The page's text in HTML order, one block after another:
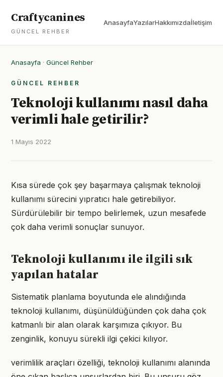
Craftycanines
GÜNCEL REHBER
AnasayfaYazılarHakkımızdaİletişim
Anasayfa · Güncel Rehber
GÜNCEL REHBER
Teknoloji kullanımı nasıl daha
verimli hale getirilir?
1 Mayıs 2022
Kısa sürede çok şey başarmaya çalışmak teknoloji
kullanımı sürecini yıpratıcı hale getirebiliyor.
Sürdürülebilir bir tempo belirlemek, uzun mesafede
çok daha verimli sonuçlar sunuyor.
Teknoloji kullanımı ile ilgili sık
yapılan hatalar
Sistematik planlama boyutunda ele alındığında
teknoloji kullanımı, düşünüldüğünden çok daha çok
katmanlı bir alan olarak karşımıza çıkıyor. Bu
zenginlik, konuyu sürekli ilgi çekici kılıyor.
verimlilik araçları özelliği, teknoloji kullanımı alanında